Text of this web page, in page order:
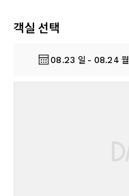
객실 선택
08.23 일 - 08.24 월